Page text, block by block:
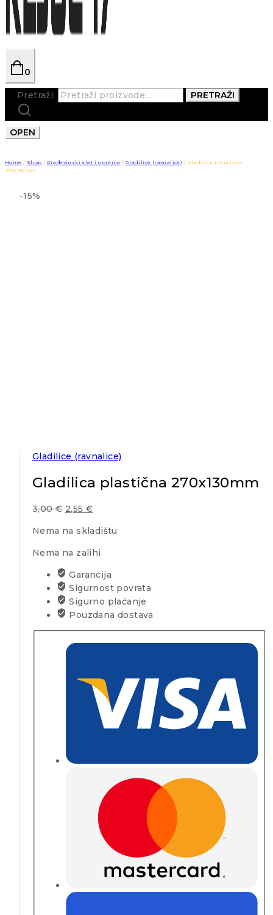
0
Pretraži: PRETRAŽI
OPEN
Home / Shop / Građevinski alat i oprema / Gladilice (ravnalice) / Gladilica plastična
270x130mm
-15%
Gladilice (ravnalice)
Gladilica plastična 270x130mm
3,00€ 2,55 €
Nema na skladištu
Nema na zalihi
Garancija
Sigurnost povrata
Sigurno plaćanje
Pouzdana dostava